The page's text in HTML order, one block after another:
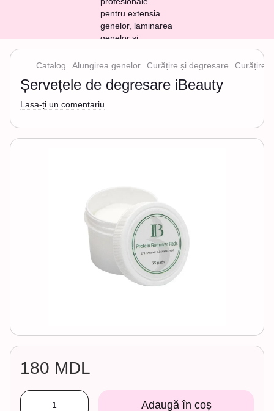
Catalog Alungirea genelor Curățire și degresare Curățire
Șervețele de degresare iBeauty
Lasa-ți un comentariu
180 MDL
Adaugă în coș